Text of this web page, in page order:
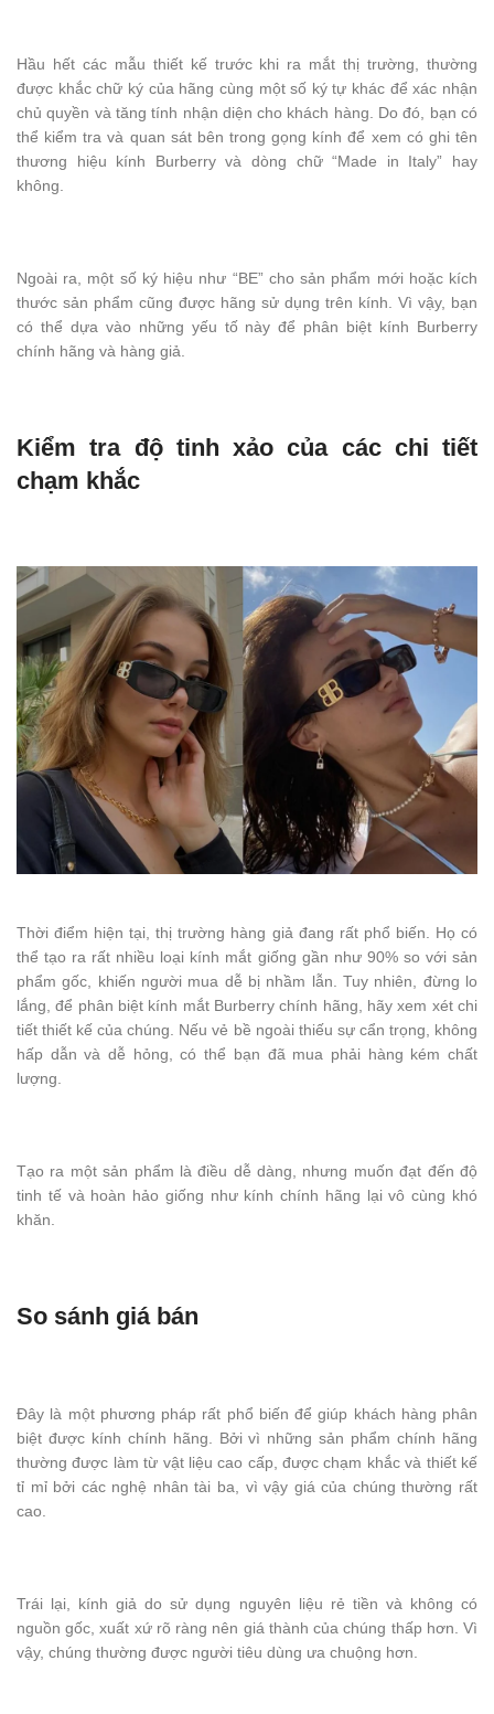
Hầu hết các mẫu thiết kế trước khi ra mắt thị trường, thường
được khắc chữ ký của hãng cùng một số ký tự khác để xác nhận
chủ quyền và tăng tính nhận diện cho khách hàng. Do đó, bạn có
thể kiểm tra và quan sát bên trong gọng kính để xem có ghi tên
thương hiệu kính Burberry và dòng chữ “Made in Italy” hay
không.
Ngoài ra, một số ký hiệu như “BE” cho sản phẩm mới hoặc kích
thước sản phẩm cũng được hãng sử dụng trên kính. Vì vậy, bạn
có thể dựa vào những yếu tố này để phân biệt kính Burberry
chính hãng và hàng giả.
Kiểm tra độ tinh xảo của các chi tiết
chạm khắc
Thời điểm hiện tại, thị trường hàng giả đang rất phổ biến. Họ có
thể tạo ra rất nhiều loại kính mắt giống gần như 90% so với sản
phẩm gốc, khiến người mua dễ bị nhầm lẫn. Tuy nhiên, đừng lo
lắng, để phân biệt kính mắt Burberry chính hãng, hãy xem xét chi
tiết thiết kế của chúng. Nếu vẻ bề ngoài thiếu sự cẩn trọng, không
hấp dẫn và dễ hỏng, có thể bạn đã mua phải hàng kém chất
lượng.
Tạo ra một sản phẩm là điều dễ dàng, nhưng muốn đạt đến độ
tinh tế và hoàn hảo giống như kính chính hãng lại vô cùng khó
khăn.
So sánh giá bán
Đây là một phương pháp rất phổ biến để giúp khách hàng phân
biệt được kính chính hãng. Bởi vì những sản phẩm chính hãng
thường được làm từ vật liệu cao cấp, được chạm khắc và thiết kế
tỉ mỉ bởi các nghệ nhân tài ba, vì vậy giá của chúng thường rất
cao.
Trái lại, kính giả do sử dụng nguyên liệu rẻ tiền và không có
nguồn gốc, xuất xứ rõ ràng nên giá thành của chúng thấp hơn. Vì
vậy, chúng thường được người tiêu dùng ưa chuộng hơn.